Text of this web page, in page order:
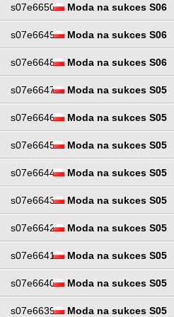
s07e6650 Moda na sukces S06
s07e6649 Moda na sukces S06
s07e6648 Moda na sukces S06
s07e6647 Moda na sukces S05
s07e6646 Moda na sukces S05
s07e6645 Moda na sukces S05
s07e6644 Moda na sukces S05
s07e6643 Moda na sukces S05
s07e6642 Moda na sukces S05
s07e6641 Moda na sukces S05
s07e6640 Moda na sukces S05
s07e6639 Moda na sukces S05